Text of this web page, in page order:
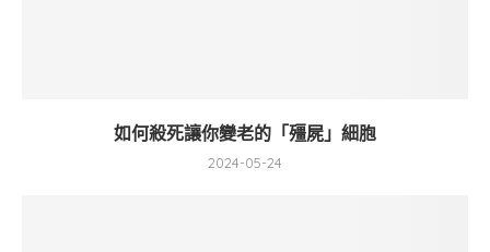
如何殺死讓你變老的「殭屍」細胞
2024-05-24